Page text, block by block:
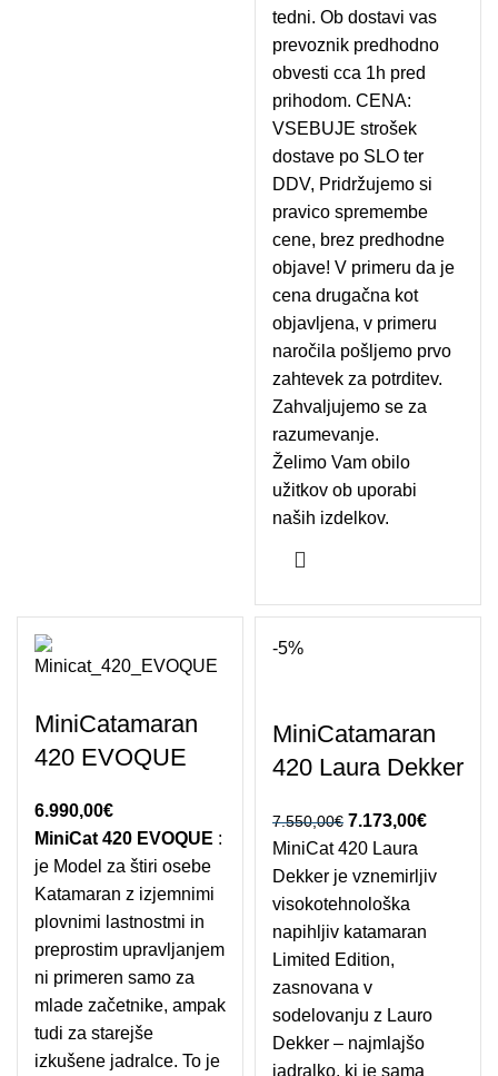
tedni. Ob dostavi vas
prevoznik predhodno
obvesti cca 1h pred
prihodom. CENA:
VSEBUJE strošek
dostave po SLO ter
DDV, Pridržujemo si
pravico spremembe
cene, brez predhodne
objave! V primeru da je
cena drugačna kot
objavljena, v primeru
naročila pošljemo prvo
zahtevek za potrditev.
Zahvaljujemo se za
razumevanje.
Želimo Vam obilo
užitkov ob uporabi
naših izdelkov.
MiniCatamaran
420 EVOQUE
6.990,00€
MiniCat 420 EVOQUE :
je Model za štiri osebe
Katamaran z izjemnimi
plovnimi lastnostmi in
preprostim upravljanjem
ni primeren samo za
mlade začetnike, ampak
tudi za starejše
izkušene jadralce. To je
-5%
MiniCatamaran
420 Laura Dekker
7.550,00€ Izvirna cena je
bila: 7.550,00€.
7.173,00€
MiniCat 420 Laura
Dekker je vznemirljiv
visokotehnološka
napihljiv katamaran
Limited Edition,
zasnovana v
sodelovanju z Lauro
Dekker – najmlajšo
jadralko, ki je sama